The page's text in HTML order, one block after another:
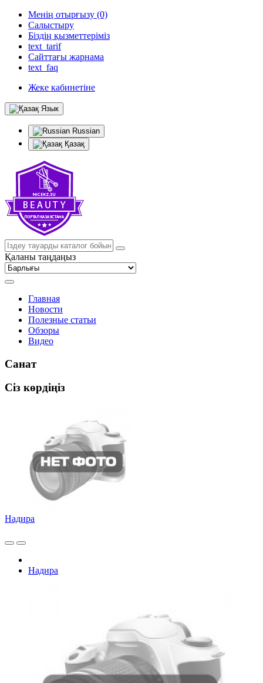
Менің отырғызу (0)
Салыстыру
Біздің қызметтеріміз
text_tarif
Сайттағы жарнама
text_faq
Жеке кабинетіне
Язык
Russian
Қазақ
Қаланы таңдаңыз
Главная
Новости
Полезные статьи
Обзоры
Видео
Санат
Сіз көрдіңіз
Надира
Надира